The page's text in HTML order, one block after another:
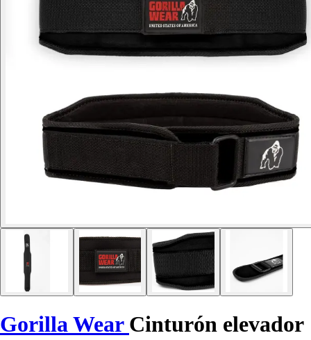
Gorilla Wear Cinturón elevador